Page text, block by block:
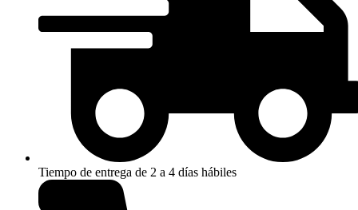
Tiempo de entrega de 2 a 4 días hábiles